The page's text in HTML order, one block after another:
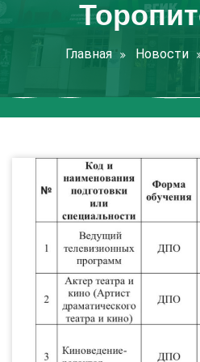
Главная Новости